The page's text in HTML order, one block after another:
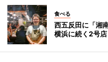
食べる
西五反田に「湘
横浜に続く2号店